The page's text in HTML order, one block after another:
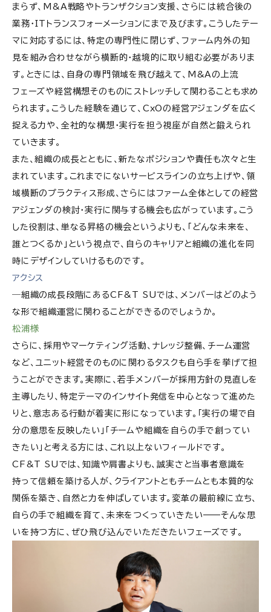
まらず、M&A戦略やトランザクション支援、さらには統合後の
業務・ITトランスフォーメーションにまで及びます。こうしたテー
マに対応するには、特定の専門性に閉じず、ファーム内外の知
見を組み合わせながら横断的・越境的に取り組む必要がありま
す。ときには、自身の専門領域を飛び越えて、M&Aの上流
フェーズや経営構想そのものにストレッチして関わることも求め
られます。こうした経験を通じて、CxOの経営アジェンダを広く
捉える力や、全社的な構想・実行を担う視座が自然と鍛えられ
ていきます。
また、組織の成長とともに、新たなポジションや責任も次々と生
まれています。これまでにないサービスラインの立ち上げや、領
域横断のプラクティス形成、さらにはファーム全体としての経営
アジェンダの検討・実行に関与する機会も広がっています。こう
した役割は、単なる昇格の機会というよりも、「どんな未来を、
誰とつくるか」という視点で、自らのキャリアと組織の進化を同
時にデザインしていけるものです。
アクシス
―組織の成長段階にあるCF&T SUでは、メンバーはどのよう
な形で組織運営に関わることができるのでしょうか。
松浦様
さらに、採用やマーケティング活動、ナレッジ整備、チーム運営
など、ユニット経営そのものに関わるタスクも自ら手を挙げて担
うことができます。実際に、若手メンバーが採用方針の見直しを
主導したり、特定テーマのインサイト発信を中心となって進めた
りと、意志ある行動が着実に形になっています。「実行の場で自
分の意思を反映したい」「チームや組織を自らの手で創ってい
きたい」と考える方には、これ以上ないフィールドです。
CF&T SUでは、知識や肩書よりも、誠実さと当事者意識を
持って信頼を築ける人が、クライアントともチームとも本質的な
関係を築き、自然と力を伸ばしています。変革の最前線に立ち、
自らの手で組織を育て、未来をつくっていきたい——そんな思
いを持つ方に、ぜひ飛び込んでいただきたいフェーズです。